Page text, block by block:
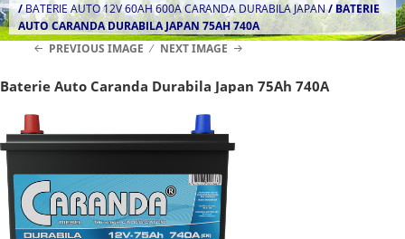
/BATERIE AUTO 12V 60AH 600A CARANDA DURABILA JAPAN/BATERIE
AUTO CARANDA DURABILA JAPAN 75AH 740A
PREVIOUS IMAGE
NEXT IMAGE
Baterie Auto Caranda Durabila Japan 75Ah 740A